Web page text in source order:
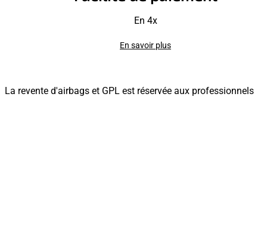
En 4x
En savoir plus
La revente d'airbags et GPL est réservée aux professionnels